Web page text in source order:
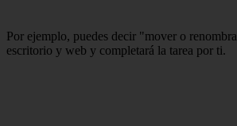
Por ejemplo, puedes decir "mover o
escritorio y web y completará la tarea por ti.